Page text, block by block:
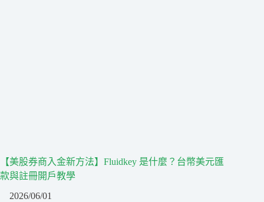
【美股券商入金新方法】Fluidkey 是什麼？台幣美元匯
款與註冊開戶教學
2026/06/01